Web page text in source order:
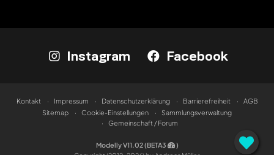
Instagram Facebook
Kontakt Impressum Datenschutzerklärung Barrierefreiheit
AGB
Sitemap
Cookie-Einstellungen
Sammlungsverwaltung
Gemeinschaft / Forum
Modelly V11.02 (BETA3
)